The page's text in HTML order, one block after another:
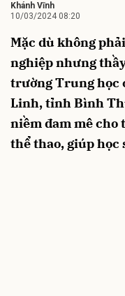
Khánh Vĩnh
10/03/2024 08:20
Mặc dù không
nghiệp nhưng
trường Trung học
Linh, tỉnh Bình
niềm đam mê cho
thể thao, giúp